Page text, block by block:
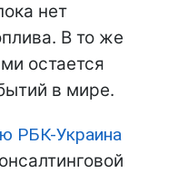
нет
В то же
остается
в мире.
РБК-Украина